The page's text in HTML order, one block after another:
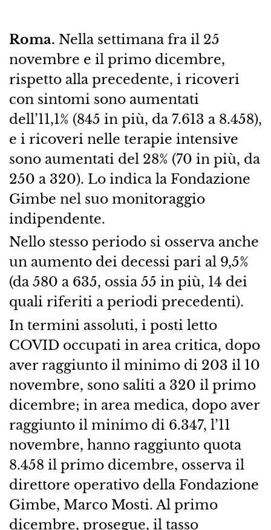
Roma. Nella settimana fra il 25
novembre e il primo dicembre,
rispetto alla precedente, i ricoveri
con sintomi sono aumentati
dell’11,1% (845 in più, da 7.613 a 8.458),
e i ricoveri nelle terapie intensive
sono aumentati del 28% (70 in più, da
250 a 320). Lo indica la Fondazione
Gimbe nel suo monitoraggio
indipendente.
Nello stesso periodo si osserva anche
un aumento dei decessi pari al 9,5%
(da 580 a 635, ossia 55 in più, 14 dei
quali riferiti a periodi precedenti).
In termini assoluti, i posti letto
COVID occupati in area critica, dopo
aver raggiunto il minimo di 203 il 10
novembre, sono saliti a 320 il primo
dicembre; in area medica, dopo aver
raggiunto il minimo di 6.347, l’11
novembre, hanno raggiunto quota
8.458 il primo dicembre, osserva il
direttore operativo della Fondazione
Gimbe, Marco Mosti. Al primo
dicembre, prosegue, il tasso